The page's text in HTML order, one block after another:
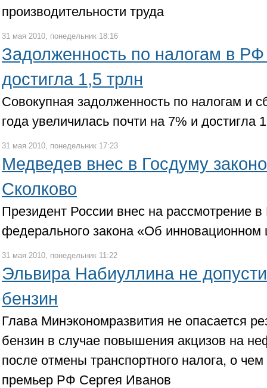
производительности труда
31 мая 2010, понедельник 18:16
Задолженность по налогам в РФ
достигла 1,5 трлн
Совокупная задолженность по налогам и
года увеличилась почти на 7% и достигла
31 мая 2010, понедельник 17:23
Медведев внес в Госдуму
Сколково
Президент России внес на рассмотрение в
федерального закона «Об инновационном
31 мая 2010, понедельник 11:22
Эльвира Набиуллина не
бензин
Глава Минэкономразвития не опасается
бензин в случае повышения акцизов на
после отмены транспортного налога, о
премьер РФ Сергея Иванов